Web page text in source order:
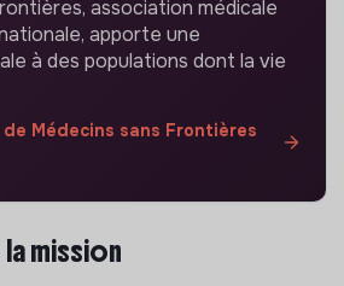
association médicale
apporte une
à des populations dont la vie
Médecins sans Frontières
mission